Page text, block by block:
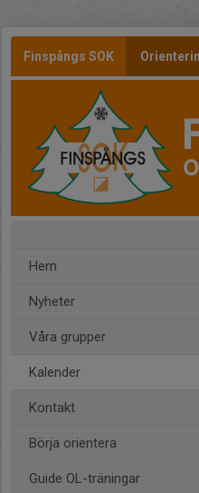
Finspångs SOK
Hem
Nyheter
Våra grupper
Kalender
Kontakt
Börja orientera
Guide OL-träningar